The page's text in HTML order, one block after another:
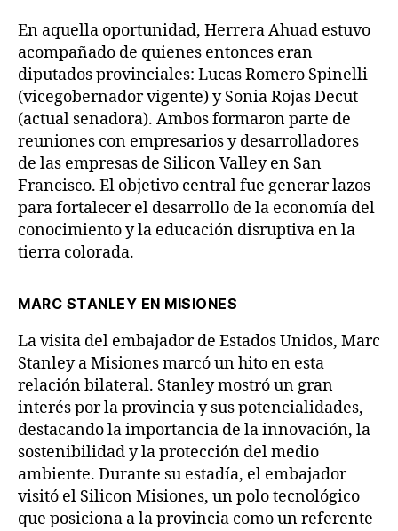
En aquella oportunidad, Herrera Ahuad estuvo
acompañado de quienes entonces eran
diputados provinciales: Lucas Romero Spinelli
(vicegobernador vigente) y Sonia Rojas Decut
(actual senadora). Ambos formaron parte de
reuniones con empresarios y desarrolladores
de las empresas de Silicon Valley en San
Francisco. El objetivo central fue generar lazos
para fortalecer el desarrollo de la economía del
conocimiento y la educación disruptiva en la
tierra colorada.
MARC STANLEY EN MISIONES
La visita del embajador de Estados Unidos, Marc
Stanley a Misiones marcó un hito en esta
relación bilateral. Stanley mostró un gran
interés por la provincia y sus potencialidades,
destacando la importancia de la innovación, la
sostenibilidad y la protección del medio
ambiente. Durante su estadía, el embajador
visitó el Silicon Misiones, un polo tecnológico
que posiciona a la provincia como un referente